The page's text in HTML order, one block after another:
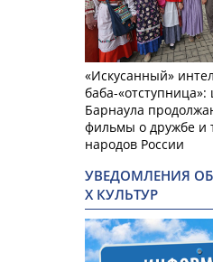
«Искусанный»
баба-
Барнаула
фильмы о дружбе и
народов России
УВЕДОМЛЕНИЯ
Х КУЛЬТУР